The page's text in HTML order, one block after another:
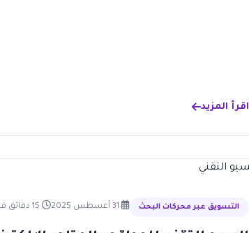
اقرأ المزيد
التسويق عبر محركات البحث